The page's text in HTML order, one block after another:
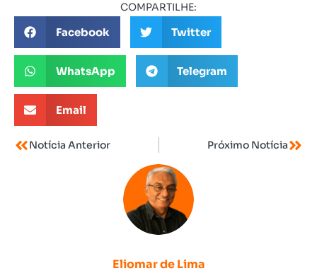
COMPARTILHE:
Facebook Twitter
WhatsApp Telegram
Email
Notícia Anterior Próximo Notícia
Eliomar de Lima